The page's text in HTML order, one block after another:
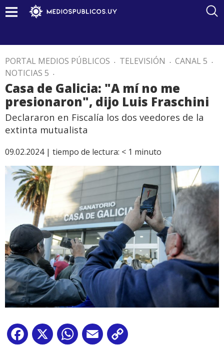
PORTAL MEDIOS PÚBLICOS . TELEVISIÓN . CANAL 5 .
NOTICIAS 5 .
Casa de Galicia: "A mí no me
presionaron", dijo Luis Fraschini
Declararon en Fiscalía los dos veedores de la
extinta mutualista
09.02.2024 | tiempo de lectura: < 1 minuto
Facebook
X WhatsApp
Email